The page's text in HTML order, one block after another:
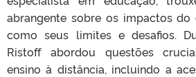
abrangente sobre os impactos do
como seus limites e desafios.
Ristoff abordou questões
ensino à distância, incluindo a